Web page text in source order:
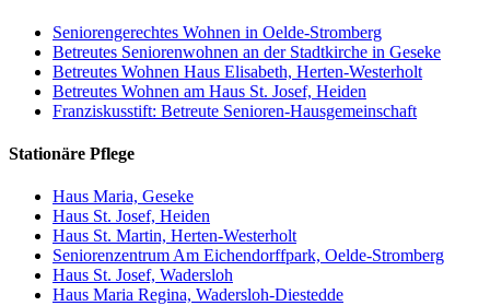
Seniorengerechtes Wohnen in Oelde-Stromberg
Betreutes Seniorenwohnen an der Stadtkirche in Geseke
Betreutes Wohnen Haus Elisabeth, Herten-Westerholt
Betreutes Wohnen am Haus St. Josef, Heiden
Franziskusstift: Betreute Senioren-Hausgemeinschaft
Stationäre Pflege
Haus Maria, Geseke
Haus St. Josef, Heiden
Haus St. Martin, Herten-Westerholt
Seniorenzentrum Am Eichendorffpark, Oelde-Stromberg
Haus St. Josef, Wadersloh
Haus Maria Regina, Wadersloh-Diestedde